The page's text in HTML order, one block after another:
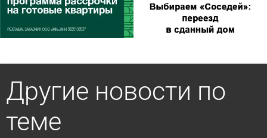
Другие новости по
теме